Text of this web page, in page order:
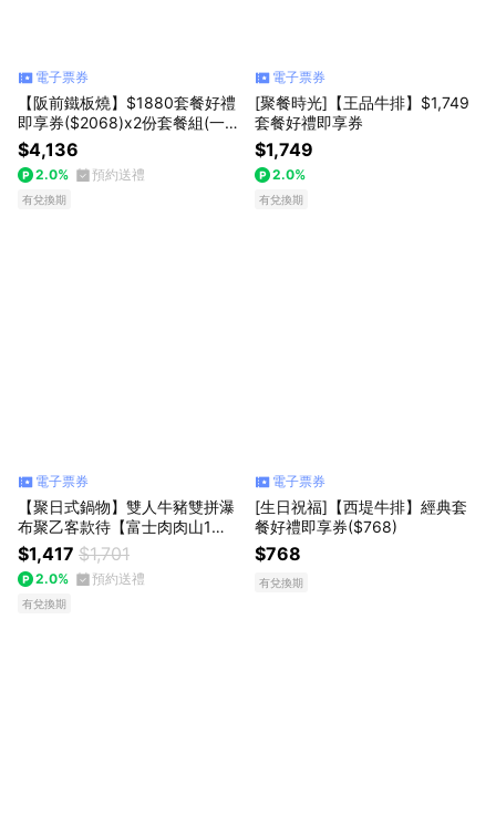
電子票券
【阪前鐵板燒】$1880套餐好禮
即享券($2068)x2份套餐組(一次
抵用)(限內用)
$4,136
2.0% 預約送禮
有兌換期
電子票券
[聚餐時光]【王品牛排】$1,749
套餐好禮即享券
$1,749
2.0%
有兌換期
電子票券
【聚日式鍋物】雙人牛豬雙拼瀑
布聚乙客款待【富士肉肉山1
份】好禮即享券(一次抵用型)
$1,417 $1,701
2.0% 預約送禮
有兌換期
電子票券
[生日祝福]【西堤牛排】經典套
餐好禮即享券($768)
$768
有兌換期